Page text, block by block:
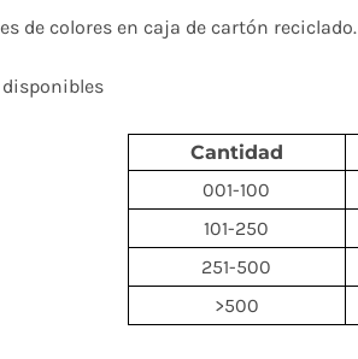
de colores en caja de cartón reciclado.
Cantidad
001-100
101-250
251-500
>500